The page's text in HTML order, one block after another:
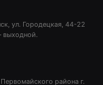
ул. Городецкая, 44-22
выходной.
района г.